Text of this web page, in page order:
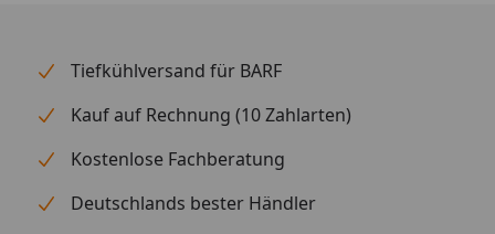
Tiefkühlversand für BARF
Kauf auf Rechnung (10 Zahlarten)
Kostenlose Fachberatung
Deutschlands bester Händler